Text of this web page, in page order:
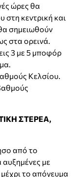
ώρες θα
κεντρική και
σημειωθούν
στα ορεινά.
3 με 5 μποφόρ
Κελσίου.
ΣΤΕΡΕΑ,
από το
με
το απόγευμα